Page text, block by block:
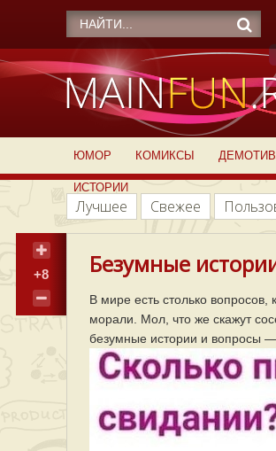
ЮМОР КОМИКСЫ
ИСТОРИИ
Лучшее Свежее
+8 Безумные
В мире есть столько
морали. Мол, что же скажут
безумные истории и вопросы